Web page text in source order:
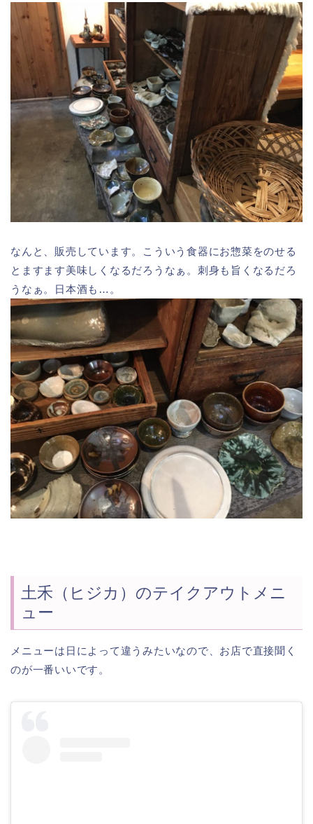
なんと、販売しています。こういう食器にお惣菜をのせる
とますます美味しくなるだろうなぁ。刺身も旨くなるだろ
うなぁ。日本酒も…。
土禾（ヒジカ）のテイクアウトメニ
ュー
メニューは日によって違うみたいなので、お店で直接聞く
のが一番いいです。